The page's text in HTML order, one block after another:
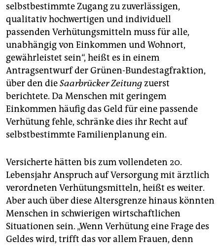
abo
genossenschaft
epaper login
selbstbestimmte Zugang zu zuverlässigen,
qualitativ hochwertigen und individuell
passenden Verhütungsmitteln muss für alle,
unabhängig von Einkommen und Wohnort,
gewährleistet sein“, heißt es in einem
Antragsentwurf der Grünen-Bundestagfraktion,
über den dieSaarbrücker Zeitungzuerst
berichtete. Da Menschen mit geringem
Einkommen häufig das Geld für eine passende
Verhütung fehle, schränke dies ihr Recht auf
selbstbestimmte Familienplanung ein.
Versicherte hätten bis zum vollendeten 20.
Lebensjahr Anspruch auf Versorgung mit ärztlich
verordneten Verhütungsmitteln, heißt es weiter.
Aber auch über diese Altersgrenze hinaus könnten
Menschen in schwierigen wirtschaftlichen
Situationen sein. „Wenn Verhütung eine Frage des
Geldes wird, trifft das vor allem Frauen, denn